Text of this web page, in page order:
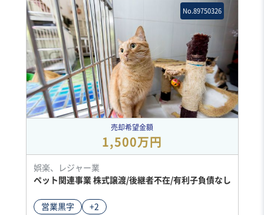
No.89750326
売却希望金額
1,500万円
娯楽、レジャー業
ペット関連事業 株式譲渡/後継者不在/有利子負債なし
営業黒字 +2